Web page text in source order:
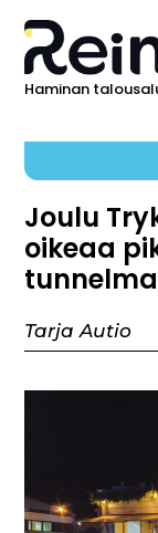
Haminan
Joulu
oikeaa
Tarja Autio